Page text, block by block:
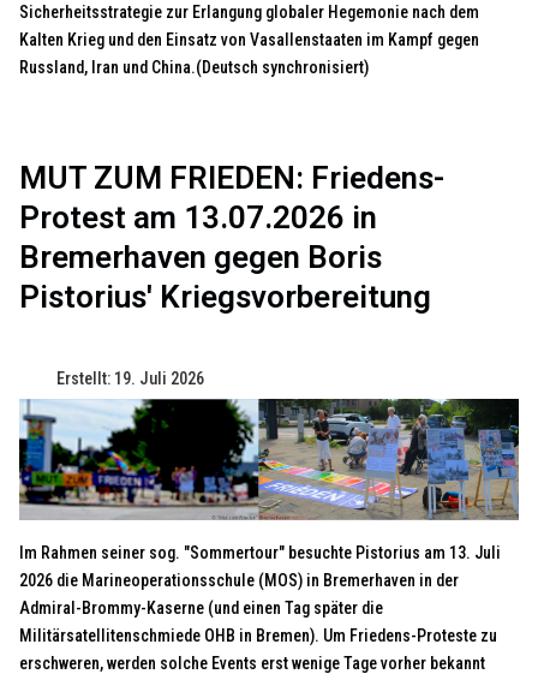
Sicherheitsstrategie zur Erlangung globaler Hegemonie nach dem
Kalten Krieg und den Einsatz von Vasallenstaaten im Kampf gegen
Russland, Iran und China.(Deutsch synchronisiert)
MUT ZUM FRIEDEN: Friedens-
Protest am 13.07.2026 in
Bremerhaven gegen Boris
Pistorius' Kriegsvorbereitung
Erstellt: 19. Juli 2026
Im Rahmen seiner sog. "Sommertour" besuchte Pistorius am 13. Juli
2026 die Marineoperationsschule (MOS) in Bremerhaven in der
Admiral-Brommy-Kaserne (und einen Tag später die
Militärsatellitenschmiede OHB in Bremen). Um Friedens-Proteste zu
erschweren, werden solche Events erst wenige Tage vorher bekannt